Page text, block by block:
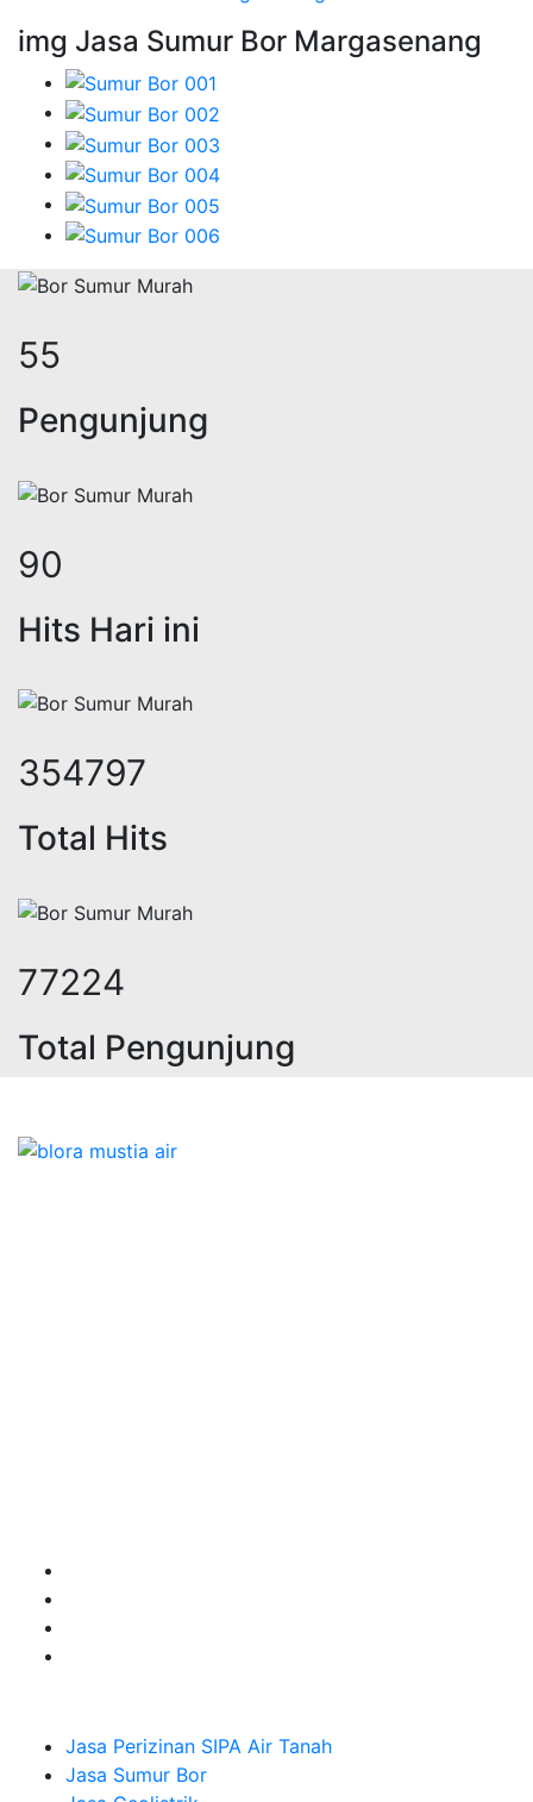
img Jasa Sumur Bor Margasenang
65
Pengunjung
107
Hits Hari ini
425756
Total Hits
92668
Total Pengunjung
Jasa Perizinan SIPA Air Tanah
Jasa Sumur Bor